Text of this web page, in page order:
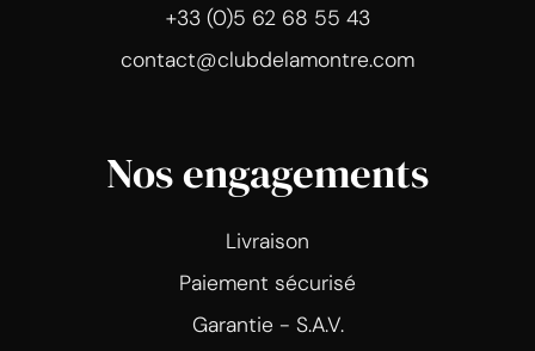
+33 (0)5 62 68 55 43
contact@clubdelamontre.com
Nos engagements
Livraison
Paiement sécurisé
Garantie - S.A.V.